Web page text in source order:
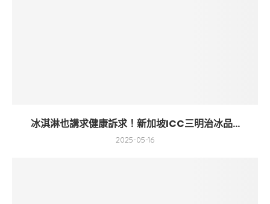
冰淇淋也講求健康訴求！新加坡ICC三明治冰品...
2025-05-16